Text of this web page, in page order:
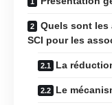
Quels sont les
SCI pour les
La
Le